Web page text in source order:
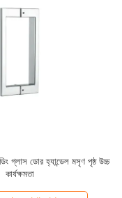
সিঁড়ি সংস্কার সিঁড়ি কলাম